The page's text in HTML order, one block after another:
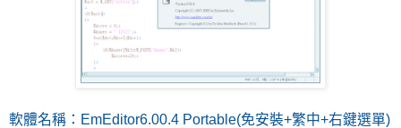
軟體名稱：EmEditor6.00.4 Portable(免安裝+繁中+右鍵選單)